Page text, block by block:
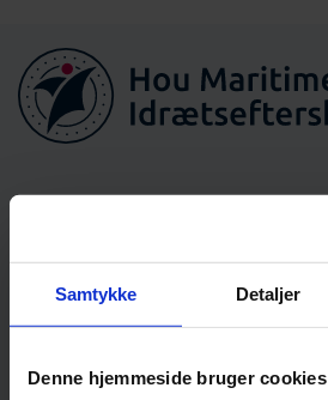
Samtykke Detaljer
Denne hjemmeside bruger cookies
Villavej 13-17, Hou
8300 Odder
+45 8655 7100